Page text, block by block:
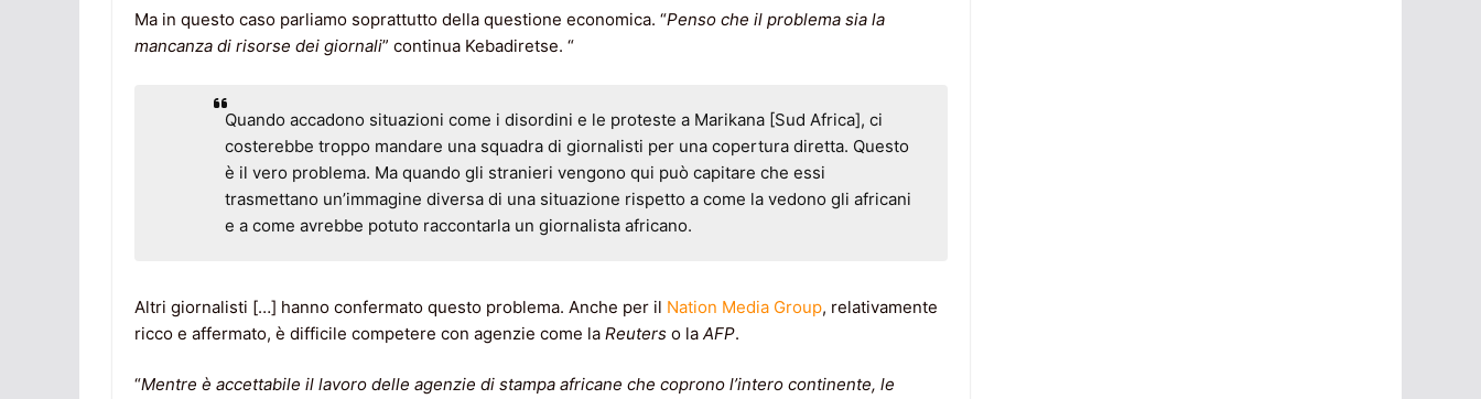
Ma in questo caso parliamo soprattutto della questione economica. “Penso che il problema sia la
mancanza di risorse dei giornali” continua Kebadiretse. “
Quando accadono situazioni come i disordini e le proteste a Marikana [Sud Africa], ci
costerebbe troppo mandare una squadra di giornalisti per una copertura diretta. Questo
è il vero problema. Ma quando gli stranieri vengono qui può capitare che essi
trasmettano un’immagine diversa di una situazione rispetto a come la vedono gli africani
e a come avrebbe potuto raccontarla un giornalista africano.
Altri giornalisti […] hanno confermato questo problema. Anche per il Nation Media Group, relativamente
ricco e affermato, è difficile competere con agenzie come la Reuters o la AFP.
“Mentre è accettabile il lavoro delle agenzie di stampa africane che coprono l’intero continente, le